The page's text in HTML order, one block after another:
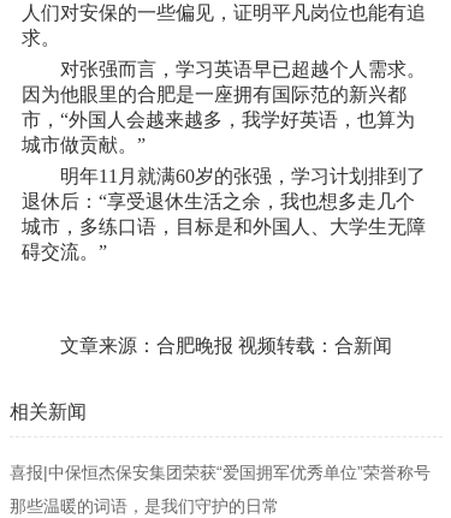
人们对安保的一些偏见，证明平凡岗位也能有追
求。
对张强而言，学习英语早已超越个人需求。
因为他眼里的合肥是一座拥有国际范的新兴都
市，“外国人会越来越多，我学好英语，也算为
城市做贡献。”
明年11月就满60岁的张强，学习计划排到了
退休后：“享受退休生活之余，我也想多走几个
城市，多练口语，目标是和外国人、大学生无障
碍交流。”
文章来源：合肥晚报 视频转载：合新闻
相关新闻
喜报|中保恒杰保安集团荣获“爱国拥军优秀单位”荣誉称号
那些温暖的词语，是我们守护的日常